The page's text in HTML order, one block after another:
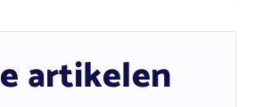
artikelen